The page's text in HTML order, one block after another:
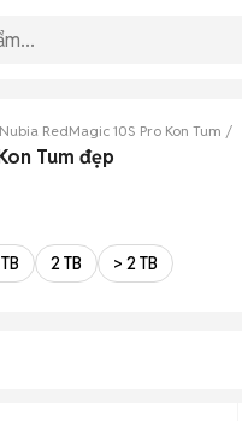
RedMagic 10S Pro Kon Tum
Tum đẹp
2 TB > 2 TB